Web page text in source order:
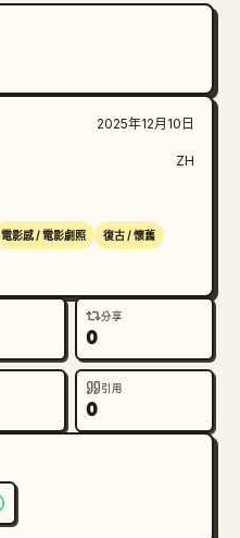
2025年12月10日
ZH
電影感 / 電影劇照 復古 / 懷舊
分享
0
引用
0